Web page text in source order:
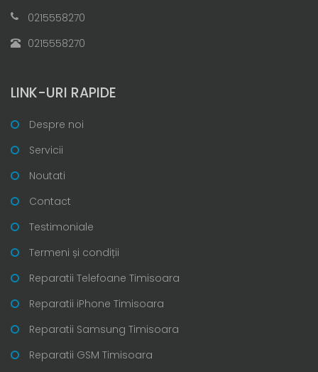
0215558270
0215558270
LINK-URI RAPIDE
Despre noi
Servicii
Noutati
Contact
Testimoniale
Termeni și condiții
Reparatii Telefoane Timisoara
Reparatii iPhone Timisoara
Reparatii Samsung Timisoara
Reparatii GSM Timisoara